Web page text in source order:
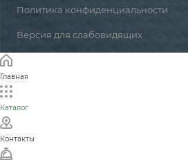
Политика конфиденциальности
Версия для слабовидящих
Главная
Каталог
Контакты